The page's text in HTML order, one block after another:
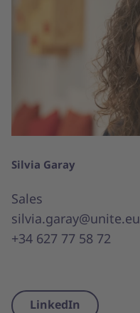
Silvia Garay
Sales
silvia.garay@unite.eu
+34 627 77 58 72
LinkedIn